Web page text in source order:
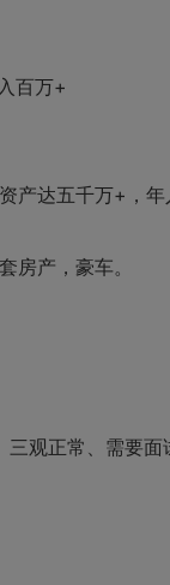
百万+
产达五千万+ ，年
房产，豪车。
观正常、需要面